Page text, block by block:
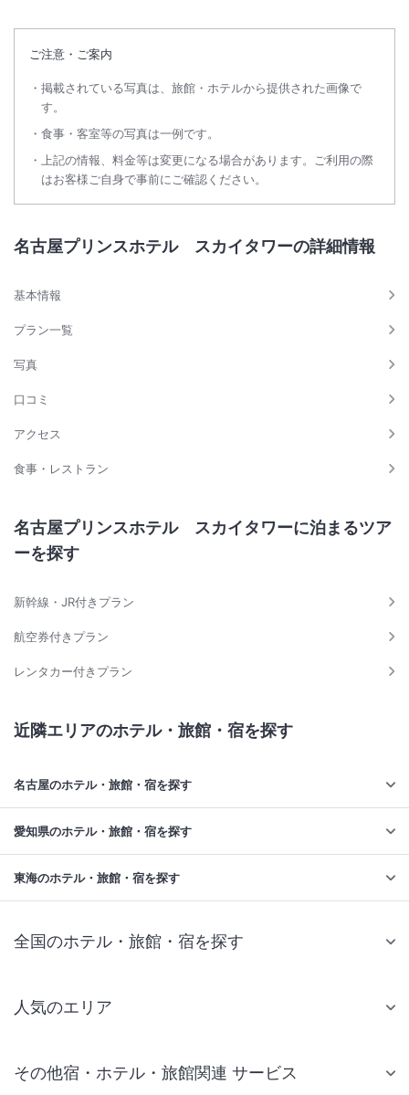
ご注意・ご案内
掲載されている写真は、旅館・ホテルから提供された画像で
す。
食事・客室等の写真は一例です。
上記の情報、料金等は変更になる場合があります。ご利用の際
はお客様ご自身で事前にご確認ください。
名古屋プリンスホテル スカイタワーの詳細情報
基本情報
プラン一覧
写真
口コミ
アクセス
食事・レストラン
名古屋プリンスホテル スカイタワーに泊まるツア
ーを探す
新幹線・JR付きプラン
航空券付きプラン
レンタカー付きプラン
近隣エリアのホテル・旅館・宿を探す
名古屋のホテル・旅館・宿を探す
愛知県のホテル・旅館・宿を探す
東海のホテル・旅館・宿を探す
全国のホテル・旅館・宿を探す
人気のエリア
仙台 ホテル
その他宿・ホテル・旅館関連 サービス